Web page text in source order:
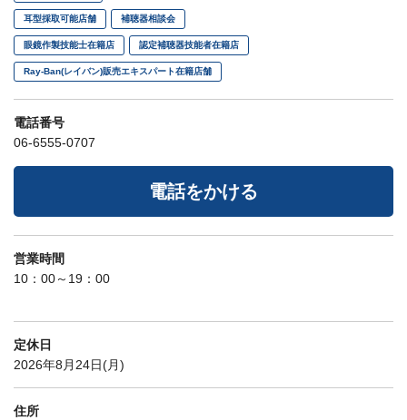
耳型採取可能店舗 補聴器相談会
眼鏡作製技能士在籍店 認定補聴器技能者在籍店
Ray-Ban(レイバン)販売エキスパート在籍店舗
電話番号
06-6555-0707
電話をかける
営業時間
10：00～19：00
定休日
2026年8月24日(月)
住所